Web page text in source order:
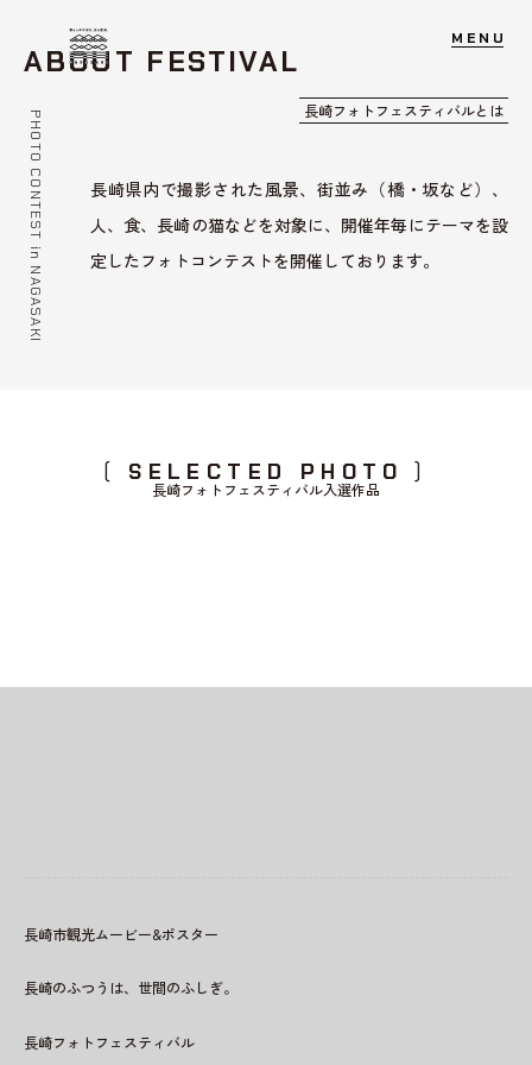
長崎市観光マスターブランドWEB
M E N U
FESTIVAL
ABOUT FESTIVAL
長崎フ ォ ト フ ェ スティ バルと は
PHOTO CONTEST
in NAGASAKI
長崎県内で撮影された風景、街並み（橋・坂など）、
人、食、長崎の猫などを対象に、開催年毎にテーマを設
定したフォトコンテストを開催しております。
S E L E C T E D P H O T O
長崎フ ォ ト フ ェ スティ バル入選作品
長崎市観光ムービー&ポスター
長崎のふつうは、世間のふしぎ。
長崎フォトフェスティバル